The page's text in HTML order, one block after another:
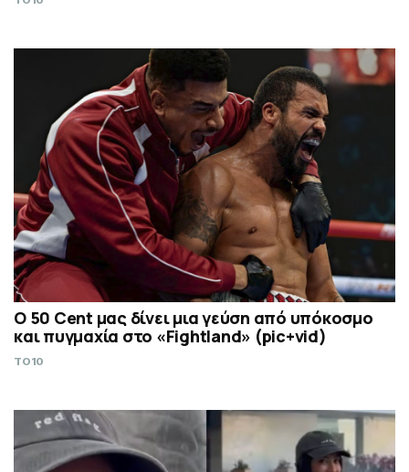
Ο 50 Cent μας δίνει μια γεύση από υπόκοσμο
και πυγμαχία στο «Fightland» (pic+vid)
TO10